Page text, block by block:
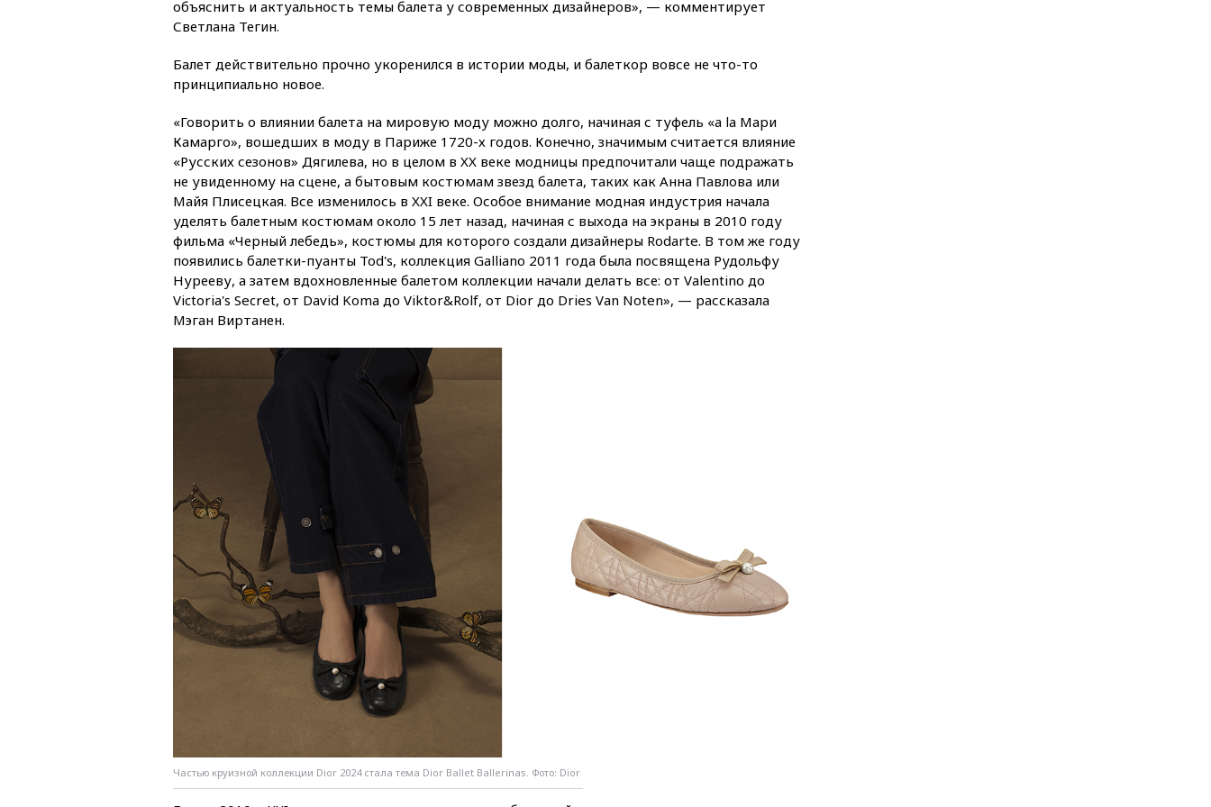
РФ американский Human
отменяет часть рейсов в Сочи
вчера, 21:25
Руслан Терновой
выиграл золото чемпионата
Европы в прыжках с 10-
метровой вышки
обращений о прекращении
концессии строительства ж/д
в Армении
вчера, 21:00В России вновь
обсуждают эксперимент по
онлайн-продаже алкоголя
вчера, 20:15
предложил оплачивать
защиту дорог от БПЛА из
средств на ремонт
Зеленский 8
объяснить и актуальность темы балета у современных дизайнеров», — комментирует
Светлана Тегин.
Балет действительно прочно укоренился в истории моды, и балеткор вовсе не что-то
принципиально новое.
«Говорить о влиянии балета на мировую моду можно долго, начиная с туфель «a la Мари
Камарго», вошедших в моду в Париже 1720-х годов. Конечно, значимым считается влияние
«Русских сезонов» Дягилева, но в целом в XX веке модницы предпочитали чаще подражать
не увиденному на сцене, а бытовым костюмам звезд балета, таких как Анна Павлова или
Майя Плисецкая. Все изменилось в XXI веке. Особое внимание модная индустрия начала
уделять балетным костюмам около 15 лет назад, начиная с выхода на экраны в 2010 году
фильма «Черный лебедь», костюмы для которого создали дизайнеры Rodarte. В том же году
появились балетки-пуанты Tod's, коллекция Galliano 2011 года была посвящена Рудольфу
Нурееву, а затем вдохновленные балетом коллекции начали делать все: от Valentino до
Victoria's Secret, от David Koma до Viktor&Rolf, от Dior до Dries Van Noten», — рассказала
Мэган Виртанен.
Частью круизной коллекции Dior 2024 стала тема Dior Ballet Ballerinas. Фото: Dior